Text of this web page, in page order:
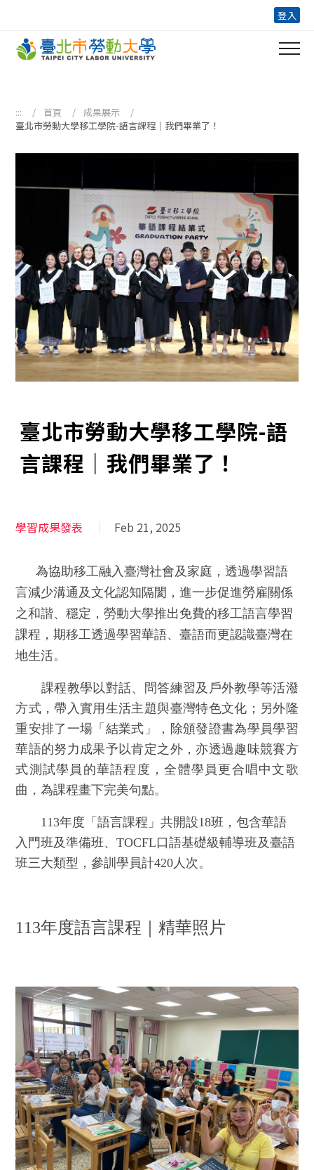
登入
::: 首頁
成果展示
臺北市勞動大學移工學院-語言課程｜我們畢業了！
臺北市勞動大學移工學院-語
言課程｜我們畢業了！
學習成果發表 Feb 21, 2025
為協助移工融入臺灣社會及家庭，透過學習語
言減少溝通及文化認知隔閡，進一步促進勞雇關係
之和諧、穩定，勞動大學推出免費的移工語言學習
課程，期移工透過學習華語、臺語而更認識臺灣在
地生活。
課程教學以對話、問答練習及戶外教學等活潑
方式，帶入實用生活主題與臺灣特色文化；另外隆
重安排了一場「結業式」，除頒發證書為學員學習
華語的努力成果予以肯定之外，亦透過趣味競賽方
式測試學員的華語程度，全體學員更合唱中文歌
曲，為課程畫下完美句點。
113年度「語言課程」共開設18班，包含華語
入門班及準備班、TOCFL口語基礎級輔導班及臺語
班三大類型，參訓學員計420人次。
113年度語言課程｜精華照片